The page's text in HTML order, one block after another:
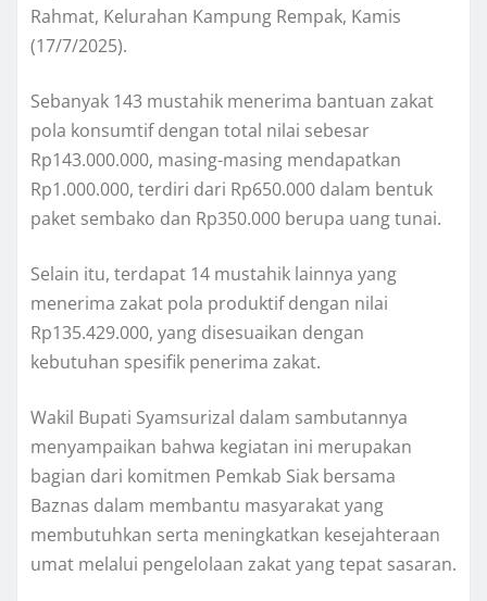
Rahmat, Kelurahan Kampung Rempak, Kamis
(17/7/2025).
Sebanyak 143 mustahik menerima bantuan zakat
pola konsumtif dengan total nilai sebesar
Rp143.000.000, masing-masing mendapatkan
Rp1.000.000, terdiri dari Rp650.000 dalam bentuk
paket sembako dan Rp350.000 berupa uang tunai.
Selain itu, terdapat 14 mustahik lainnya yang
menerima zakat pola produktif dengan nilai
Rp135.429.000, yang disesuaikan dengan
kebutuhan spesifik penerima zakat.
Wakil Bupati Syamsurizal dalam sambutannya
menyampaikan bahwa kegiatan ini merupakan
bagian dari komitmen Pemkab Siak bersama
Baznas dalam membantu masyarakat yang
membutuhkan serta meningkatkan kesejahteraan
umat melalui pengelolaan zakat yang tepat sasaran.